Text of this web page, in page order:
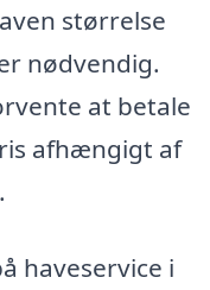
størrelse
nødvendig.
at betale
afhængigt af
haveservice i